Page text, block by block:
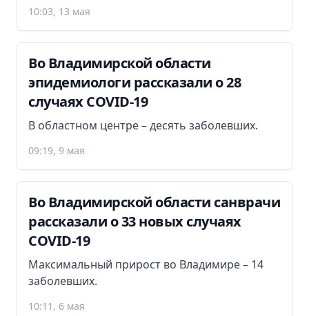
10:03, 13 мая
Во Владимирской области
эпидемиологи рассказали о 28
случаях COVID-19
В областном центре – десять заболевших.
09:19, 9 мая
Во Владимирской области санврачи
рассказали о 33 новых случаях
COVID-19
Максимальный прирост во Владимире – 14
заболевших.
10:11, 6 мая